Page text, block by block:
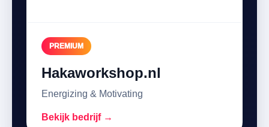
PREMIUM
Hakaworkshop.nl
Energizing & Motivating
Bekijk bedrijf →